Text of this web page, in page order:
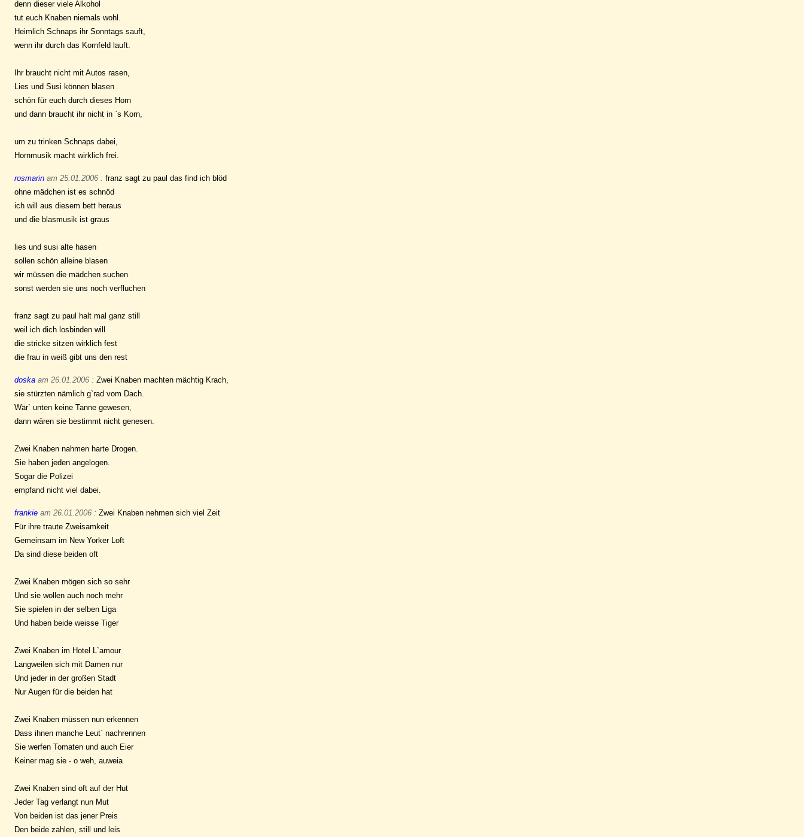
denn dieser viele Alkohol
tut euch Knaben niemals wohl.
Heimlich Schnaps ihr Sonntags sauft,
wenn ihr durch das Kornfeld lauft.
Ihr braucht nicht mit Autos rasen,
Lies und Susi können blasen
schön für euch durch dieses Horn
und dann braucht ihr nicht in `s Korn,
um zu trinken Schnaps dabei,
Hornmusik macht wirklich frei.
rosmarin am 25.01.2006 : franz sagt zu paul das find ich blöd
ohne mädchen ist es schnöd
ich will aus diesem bett heraus
und die blasmusik ist graus
lies und susi alte hasen
sollen schön alleine blasen
wir müssen die mädchen suchen
sonst werden sie uns noch verfluchen
franz sagt zu paul halt mal ganz still
weil ich dich losbinden will
die stricke sitzen wirklich fest
die frau in weiß gibt uns den rest
doska am 26.01.2006 : Zwei Knaben machten mächtig Krach,
sie stürzten nämlich g`rad vom Dach.
Wär` unten keine Tanne gewesen,
dann wären sie bestimmt nicht genesen.
Zwei Knaben nahmen harte Drogen.
Sie haben jeden angelogen.
Sogar die Polizei
empfand nicht viel dabei.
frankie am 26.01.2006 : Zwei Knaben nehmen sich viel Zeit
Für ihre traute Zweisamkeit
Gemeinsam im New Yorker Loft
Da sind diese beiden oft
Zwei Knaben mögen sich so sehr
Und sie wollen auch noch mehr
Sie spielen in der selben Liga
Und haben beide weisse Tiger
Zwei Knaben im Hotel L`amour
Langweilen sich mit Damen nur
Und jeder in der großen Stadt
Nur Augen für die beiden hat
Zwei Knaben müssen nun erkennen
Dass ihnen manche Leut` nachrennen
Sie werfen Tomaten und auch Eier
Keiner mag sie - o weh, auweia
Zwei Knaben sind oft auf der Hut
Jeder Tag verlangt nun Mut
Von beiden ist das jener Preis
Den beide zahlen, still und leis